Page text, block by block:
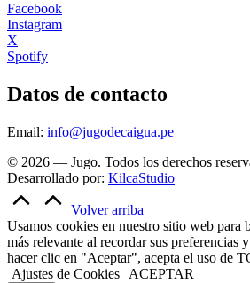
Facebook
Instagram
X
Spotify
Datos de contacto
Email: info@jugodecaigua.pe
© 2026 — Jugo. Todos los derechos
Desarrollado por: KilcaStudio
Volver arriba
Usamos cookies en nuestro sitio web para
más relevante al recordar sus preferencias
hacer clic en "Aceptar", acepta el uso de
Ajustes de Cookies
ACEPTAR